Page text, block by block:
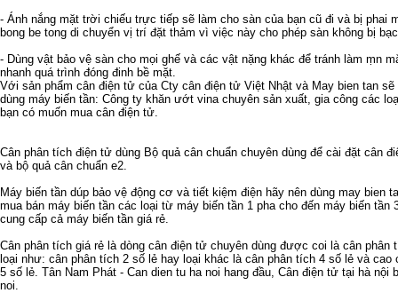
- Ánh nắng mặt trời chiếu trực tiếp sẽ làm cho sàn của bạn cũ đi và bị phai
bong be tong di chuyển vị trí đặt thảm vì việc này cho phép sàn không bị
- Dùng vật bảo vệ sàn cho mọi ghế và các vật nặng khác để tránh làm ṃn
nhanh quá trình đóng đinh bề mặt.
Với sản phẩm cân điện tử của Cty cân điện tử Việt Nhật và May bien tan sẽ
dùng máy biến tần: Công ty khăn ướt vina chuyên sản xuất, gia công các
bạn có muốn mua cân điện tử
Cân phân tích điện tử dùng Bộ quả cân chuẩn chuyên dùng để cài đặt cân
và bộ quả cân chuẩn e2
Máy biến tần dúp bảo vệ động cơ và tiết kiệm điện hãy nên dùng may bien
mua bán máy biến tần các loại từ máy biến tần 1 pha cho đến máy biến tần
cung cấp cả máy biến tần giá rẻ
Cân phân tích giá rẻ là dòng cân điện tử chuyên dùng được coi là cân phân
loại như: cân phân tích 2 số lẻ hay loại khác là cân phân tích 4 số lẻ và cao
5 số lẻ . Tân Nam Phát - Can dien tu ha noi hang đầu, Cân điện tử tại hà nội
noi